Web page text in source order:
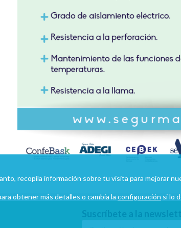
Suscríbete a la
recopila información sobre tu visita para mejorar
obtener más detalles o cambia la configuración si lo